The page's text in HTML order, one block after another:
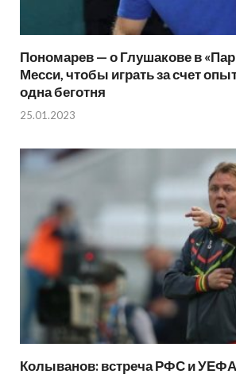
Пономарев — о Глушакове в
Месси, чтобы играть за счет
одна беготня
25.01.2023
Колыванов: встреча РФС и